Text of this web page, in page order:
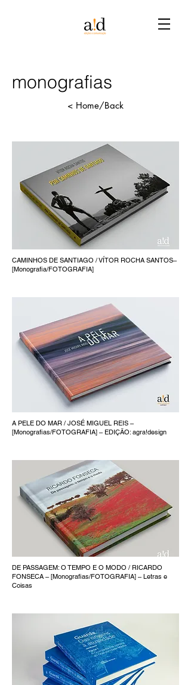
monografias
< Home/Back
CAMINHOS DE SANTIAGO / VÍTOR ROCHA SANTOS–
[Monografia/FOTOGRAFIA]
A PELE DO MAR / JOSÉ MIGUEL REIS –
[Monografias/FOTOGRAFIA] – EDIÇÃO: agra!design
DE PASSAGEM: O TEMPO E O MODO / RICARDO
FONSECA – [Monografias/FOTOGRAFIA] – Letras e
Coisas